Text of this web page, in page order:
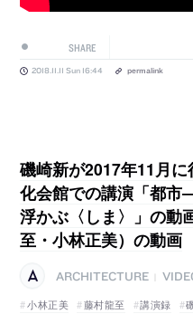
SHARE
2018.11.11 Sun 16:44 permalink
磯崎新が2017年11月
化会館での講演「都市
浮かぶ〈しま〉」の動
至・小林正美）の動画
ARCHITECTURE
小林正美
藤村龍至 講演録